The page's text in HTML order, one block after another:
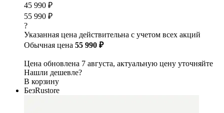
45 990 ₽
55 990 ₽
?
Указанная цена действительна с учетом всех акций
Обычная цена 55 990 ₽
Цена обновлена 7 августа, актуальную цену уточняйте
Нашли дешевле?
В корзину
БезRustore